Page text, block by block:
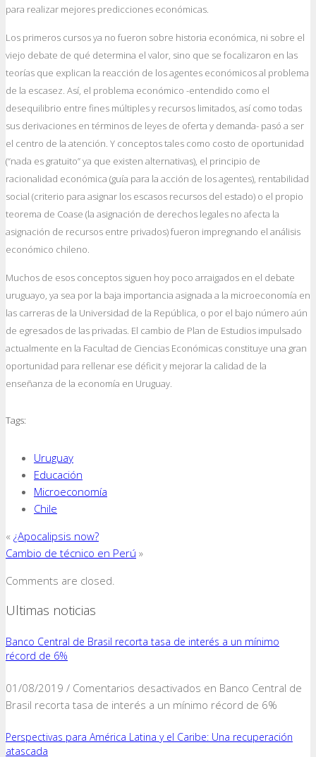
para realizar mejores predicciones económicas.
Los primeros cursos ya no fueron sobre historia económica, ni sobre el
viejo debate de qué determina el valor, sino que se focalizaron en las
teorías que explican la reacción de los agentes económicos al problema
de la escasez. Así, el problema económico -entendido como el
desequilibrio entre fines múltiples y recursos limitados, así como todas
sus derivaciones en términos de leyes de oferta y demanda- pasó a ser
el centro de la atención. Y conceptos tales como costo de oportunidad
(“nada es gratuito” ya que existen alternativas), el principio de
racionalidad económica (guía para la acción de los agentes), rentabilidad
social (criterio para asignar los escasos recursos del estado) o el propio
teorema de Coase (la asignación de derechos legales no afecta la
asignación de recursos entre privados) fueron impregnando el análisis
económico chileno.
Muchos de esos conceptos siguen hoy poco arraigados en el debate
uruguayo, ya sea por la baja importancia asignada a la microeconomía en
las carreras de la Universidad de la República, o por el bajo número aún
de egresados de las privadas. El cambio de Plan de Estudios impulsado
actualmente en la Facultad de Ciencias Económicas constituye una gran
oportunidad para rellenar ese déficit y mejorar la calidad de la
enseñanza de la economía en Uruguay.
Tags:
Uruguay
Educación
Microeconomía
Chile
« ¿Apocalipsis now?
Cambio de técnico en Perú »
Comments are closed.
Ultimas noticias
Banco Central de Brasil recorta tasa de interés a un mínimo
récord de 6%
01/08/2019 / Comentarios desactivados en Banco Central de
Brasil recorta tasa de interés a un mínimo récord de 6%
Perspectivas para América Latina y el Caribe: Una recuperación
atascada